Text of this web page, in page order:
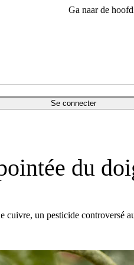
Ga naar de
Se connecter
du
cuivre, un pesticide controversé